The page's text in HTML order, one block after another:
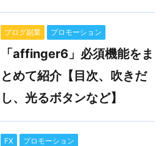
ブログ副業 プロモーション
「affinger6」必須機能をま
とめて紹介【目次、吹きだ
し、光るボタンなど】
FX プロモーション